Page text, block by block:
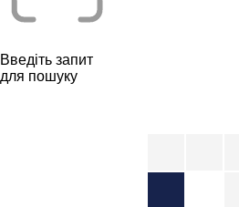
Введіть запит
для пошуку